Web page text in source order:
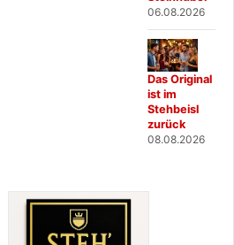
06.08.2026
Das Original
ist im
Stehbeisl
zurück
08.08.2026